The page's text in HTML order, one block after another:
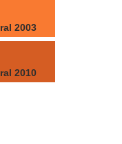
ral 2003
ral 2010